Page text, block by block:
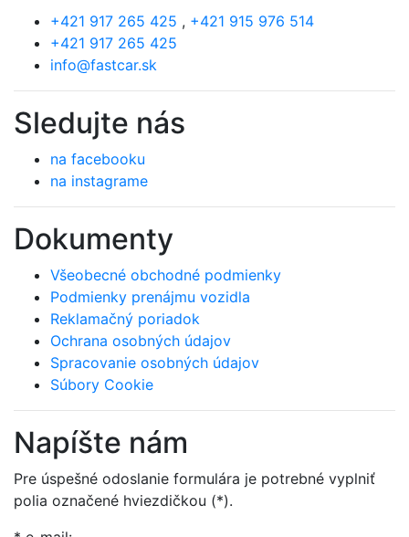
+421 917 265 425 , +421 915 976 514
+421 917 265 425
info@fastcar.sk
Sledujte nás
na facebooku
na instagrame
Dokumenty
Všeobecné obchodné podmienky
Podmienky prenájmu vozidla
Reklamačný poriadok
Ochrana osobných údajov
Spracovanie osobných údajov
Súbory Cookie
Napíšte nám
Pre úspešné odoslanie formulára je potrebné vyplniť
polia označené hviezdičkou (*).